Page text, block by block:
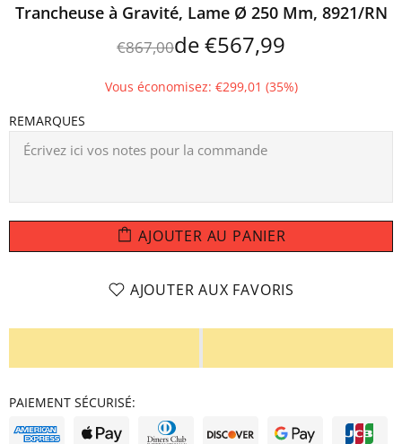
Trancheuse à Gravité, Lame Ø 250 Mm, 8921/RN
€867,00de€567,99
Vous économisez: €299,01 (35%)
REMARQUES
AJOUTER AU PANIER
AJOUTER AUX FAVORIS
PAIEMENT SÉCURISÉ: